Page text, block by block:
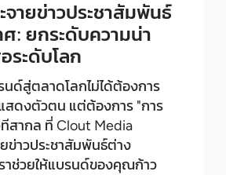
จายข่าวประชาสัมพันธ์
ศ: ยกระดับความน่า
ระดับโลก
นด์สู่ตลาดโลกไม่ได้ต้องการ
สดงตัวตน แต่ต้องการ "การ
ทีสากล ที่ Clout Media
ข่าวประชาสัมพันธ์ต่าง
ราช่วยให้แบรนด์ของคุณก้าว